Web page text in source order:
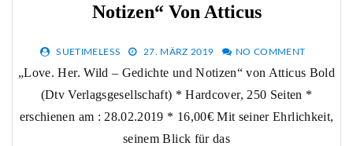
Notizen“ Von Atticus
SUETIMELESS 27. MÄRZ 2019 NO COMMENT
„Love. Her. Wild – Gedichte und Notizen“ von Atticus Bold
(Dtv Verlagsgesellschaft) * Hardcover, 250 Seiten *
erschienen am : 28.02.2019 * 16,00€ Mit seiner Ehrlichkeit,
seinem Blick für das